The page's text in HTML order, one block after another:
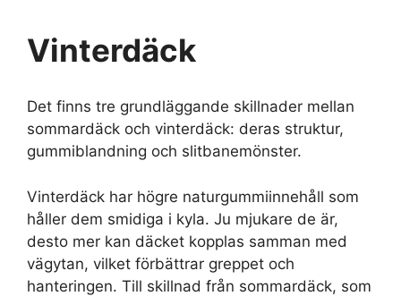
Vinterdäck
Det finns tre grundläggande skillnader mellan
sommardäck och vinterdäck: deras struktur,
gummiblandning och slitbanemönster.
Vinterdäck har högre naturgummiinnehåll som
håller dem smidiga i kyla. Ju mjukare de är,
desto mer kan däcket kopplas samman med
vägytan, vilket förbättrar greppet och
hanteringen. Till skillnad från sommardäck, som